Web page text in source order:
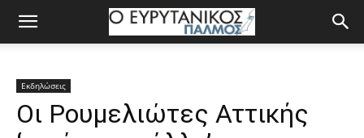
Εκδηλώσεις
Οι Ρουμελιώτες Αττικής